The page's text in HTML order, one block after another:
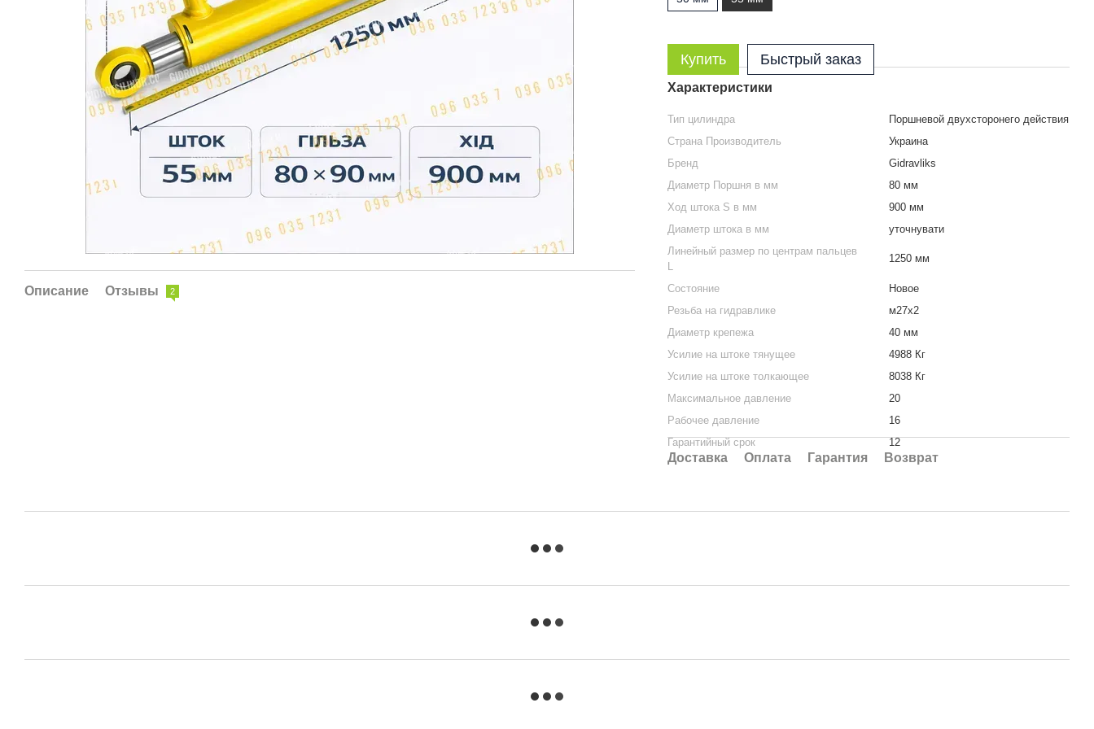
Описание Отзывы 2
Купить Быстрый заказ
Характеристики
Тип цилиндра
Поршневой двухсторонего действия
Страна Производитель
Украина
Бренд
Gidravliks
Диаметр Поршня в мм
80 мм
Ход штока S в мм
900 мм
Диаметр штока в мм
уточнувати
Линейный размер по центрам пальцев
L
1250 мм
Состояние
Новое
Резьба на гидравлике
м27х2
Диаметр крепежа
40 мм
Усилие на штоке тянущее
4988 Кг
Усилие на штоке толкающее
8038 Кг
Максимальное давление
20
Рабочее давление
16
Гарантийный срок
12
Доставка Оплата Гарантия Возврат